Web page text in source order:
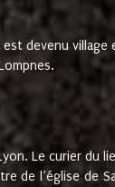
devenu village
Le curier du
de l’église de